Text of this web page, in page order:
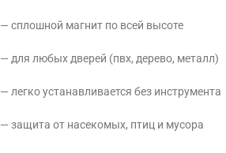
— сплошной магнит по всей высоте
— для любых дверей (пвх, дерево, металл)
— легко устанавливается без инструмента
— защита от насекомых, птиц и мусора